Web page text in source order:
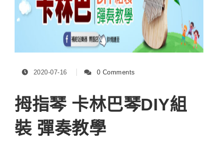
2020-07-16 0 Comments
拇指琴 卡林巴琴DIY組
裝 彈奏教學